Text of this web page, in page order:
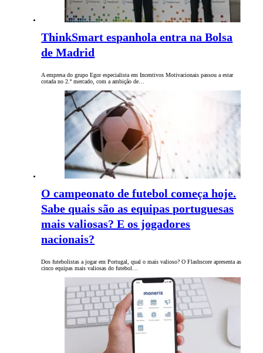
ThinkSmart espanhola entra na Bolsa
de Madrid
A empresa do grupo Egor especialista em Incentivos Motivacionais passou a estar
cotada no 2.º mercado, com a ambição de…
O campeonato de futebol começa hoje.
Sabe quais são as equipas portuguesas
mais valiosas? E os jogadores
nacionais?
Dos futebolistas a jogar em Portugal, qual o mais valioso? O Flashscore apresenta as
cinco equipas mais valiosas do futebol…